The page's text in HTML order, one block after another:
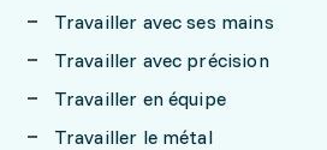
Travailler avec ses mains
Travailler avec précision
Travailler en équipe
Travailler le métal